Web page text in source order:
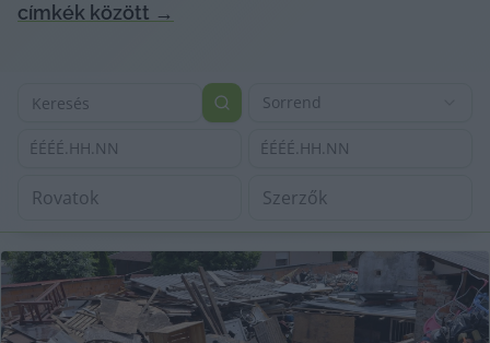
címkék között →
Sorrend
ÉÉÉÉ.HH.NN ÉÉÉÉ.HH.NN